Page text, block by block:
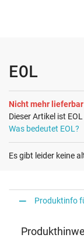
EOL
Nicht mehr lieferbar
Dieser Artikel ist
Was bedeutet EOL?
Es gibt leider keine
Produktinfo